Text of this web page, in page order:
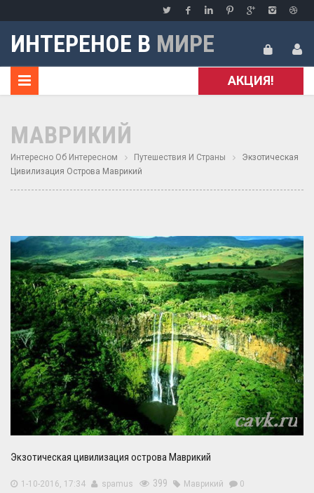
ИНТЕРЕНОЕ В МИРЕ
АКЦИЯ!
МАВРИКИЙ
Интересно Об Интересном Путешествия И Страны
Экзотическая
Цивилизация Острова Маврикий
Экзотическая цивилизация острова Маврикий
1-10-2016, 17:34 spamus 399 Маврикий 0